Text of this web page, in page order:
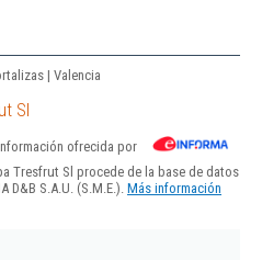
| Valencia
Sl
ofrecida por
Tresfrut Sl procede de la base de datos
D&B S.A.U. (S.M.E.). Más información